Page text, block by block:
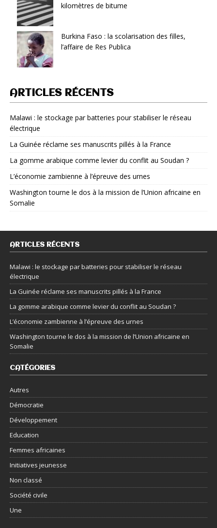
kilomètres de bitume
Burkina Faso : la scolarisation des filles,
l’affaire de Res Publica
ARTICLES RÉCENTS
Malawi : le stockage par batteries pour stabiliser le réseau
électrique
La Guinée réclame ses manuscrits pillés à la France
La gomme arabique comme levier du conflit au Soudan ?
L’économie zambienne à l’épreuve des urnes
Washington tourne le dos à la mission de l’Union africaine en
Somalie
ARTICLES RÉCENTS
Malawi : le stockage par batteries pour stabiliser le réseau
électrique
La Guinée réclame ses manuscrits pillés à la France
La gomme arabique comme levier du conflit au Soudan ?
L’économie zambienne à l’épreuve des urnes
Washington tourne le dos à la mission de l’Union africaine en
Somalie
CATÉGORIES
Autres
Démocratie
Développement
Education
Femmes africaines
Initiatives jeunesse
Non classé
Société civile
Une